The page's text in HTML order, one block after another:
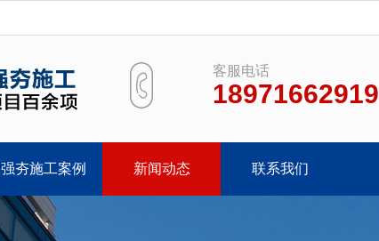
客服电话
18971662919
强夯施工案例 新闻动态 联系我们